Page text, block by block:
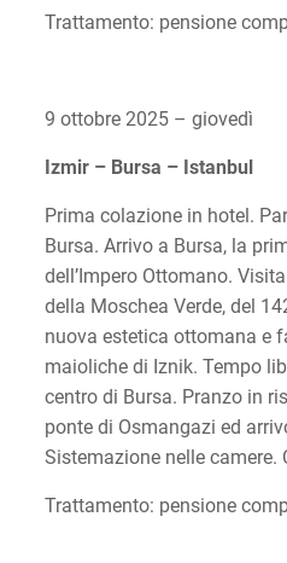
Trattamento: pensione
9 ottobre 2025 – giovedì
Izmir – Bursa – Istanbul
Prima colazione in hotel.
Bursa. Arrivo a Bursa, la
dell’Impero Ottomano.
della Moschea Verde, del
nuova estetica ottomana e
maioliche di Iznik. Tempo
centro di Bursa. Pranzo in
ponte di Osmangazi ed
Sistemazione nelle camere.
Trattamento: pensione